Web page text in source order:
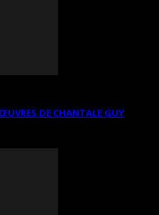
DE CHANTALE GUY